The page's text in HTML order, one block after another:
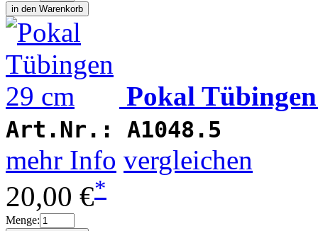
Pokal
Art.Nr.: A1048.5
mehr Info vergleichen
20,00 €*
Menge: